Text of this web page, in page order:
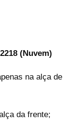
(Nuvem)
na alça de
da frente;